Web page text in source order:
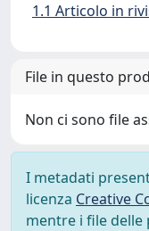
1.1 Articolo in
File in questo
Non ci sono file
I metadati
licenza Creative
mentre i file